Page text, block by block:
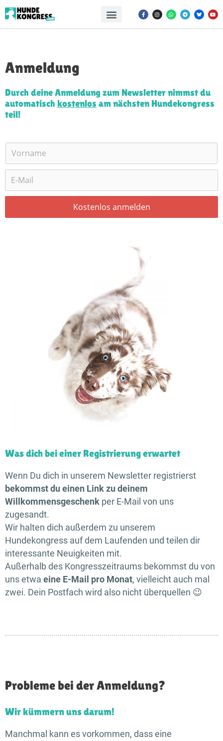
Anmeldung
Durch deine Anmeldung zum Newsletter nimmst du
automatisch kostenlos am nächsten Hundekongress
teil!
Was dich bei einer Registrierung erwartet
Wenn Du dich in unserem Newsletter registrierst
bekommst du einen Link zu deinem
Willkommensgeschenk per E-Mail von uns
zugesandt.
Wir halten dich außerdem zu unserem
Hundekongress auf dem Laufenden und teilen dir
interessante Neuigkeiten mit.
Außerhalb des Kongress­zeit­raums bekommst du von
uns etwa eine E-Mail pro Monat, vielleicht auch mal
zwei. Dein Postfach wird also nicht überquellen 😉
Probleme bei der Anmeldung?
Wir kümmern uns darum!
Manchmal kann es vorkommen, dass eine